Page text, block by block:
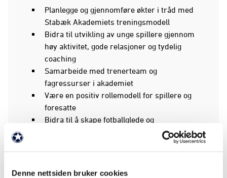
Denne nettsiden bruker cookies
Planlegge og gjennomføre økter i tråd med
Stabæk Akademiets treningsmodell
Bidra til utvikling av unge spillere gjennom
høy aktivitet, gode relasjoner og tydelig
coaching
Samarbeide med trenerteam og
fagressurser i akademiet
Være en positiv rollemodell for spillere og
foresatte
Bidra til å skape fotballglede og